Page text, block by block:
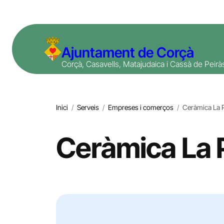
contingut
Ajuntament de Corçà
Corçà, Casavells, Matajudaica i Cassà de
Inici / Serveis / Empreses i comerços / Ceràmica La
Ceràmica La